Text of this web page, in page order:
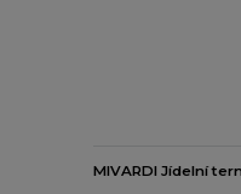
MIVARDI Jídelní